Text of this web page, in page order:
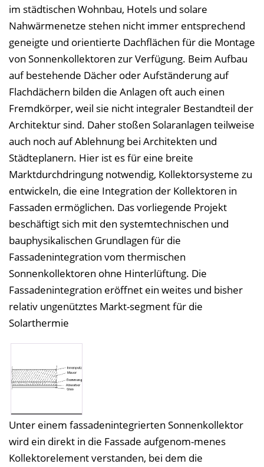
e
i
n
e
n
n
im städtischen Wohnbau, Hotels und solare
Nahwärmenetze stehen nicht immer entsprechend
geneigte und orientierte Dachflächen für die Montage
von Sonnenkollektoren zur Verfügung. Beim Aufbau
auf bestehende Dächer oder Aufständerung auf
Flachdächern bilden die Anlagen oft auch einen
Fremdkörper, weil sie nicht integraler Bestandteil der
Architektur sind. Daher stoßen Solaranlagen teilweise
auch noch auf Ablehnung bei Architekten und
Städteplanern. Hier ist es für eine breite
Marktdurchdringung notwendig, Kollektorsysteme zu
entwickeln, die eine Integration der Kollektoren in
Fassaden ermöglichen. Das vorliegende Projekt
beschäftigt sich mit den systemtechnischen und
bauphysikalischen Grundlagen für die
Fassadenintegration vom thermischen
Sonnenkollektoren ohne Hinterlüftung. Die
Fassadenintegration eröffnet ein weites und bisher
relativ ungenütztes Markt-segment für die
Solarthermie
Unter einem fassadenintegrierten Sonnenkollektor
wird ein direkt in die Fassade aufgenom-menes
Kollektorelement verstanden, bei dem die